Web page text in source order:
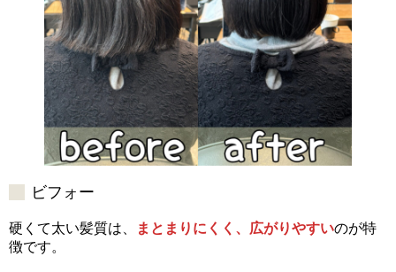
ビフォー
硬くて太い髪質は、 まとまりにくく、広がりやすいのが特
徴です。